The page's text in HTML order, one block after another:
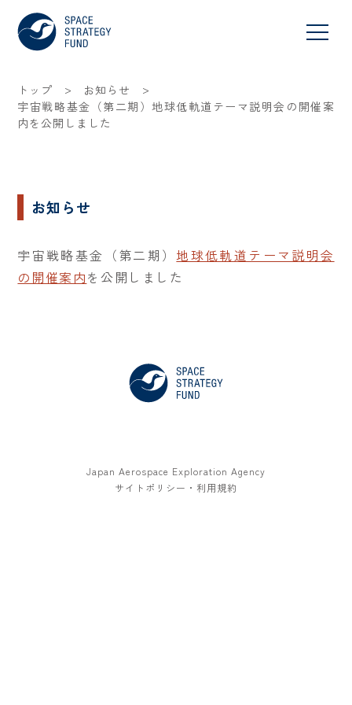
トップ > お知らせ
>
宇宙戦略基金（第二期）地球低軌道テーマ説明会の開催案
内を公開しました
お知らせ
宇宙戦略基金（第二期）地球低軌道テーマ説明会
の開催案内を公開しました
Japan Aerospace Exploration Agency
サイトポリシー・利用規約